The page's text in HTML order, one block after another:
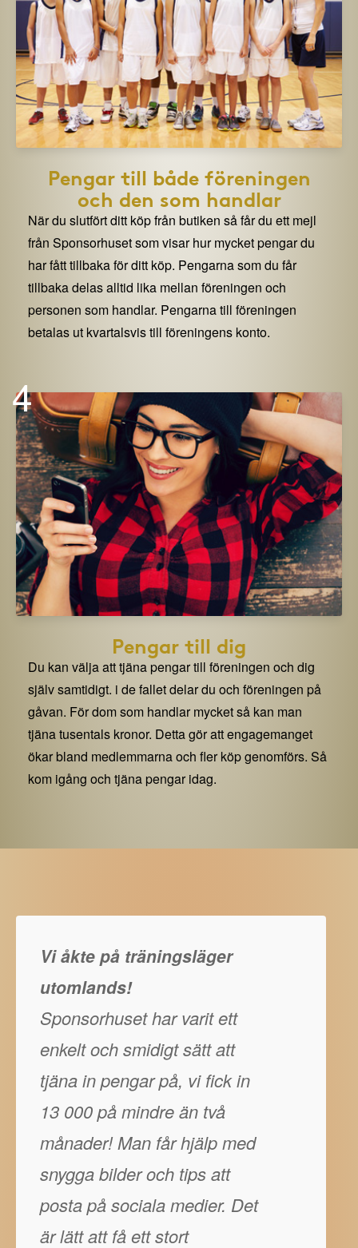
Pengar till både föreningen
och den som handlar
När du slutfört ditt köp från butiken så får du ett mejl
från Sponsorhuset som visar hur mycket pengar du
har fått tillbaka för ditt köp. Pengarna som du får
tillbaka delas alltid lika mellan föreningen och
personen som handlar. Pengarna till föreningen
betalas ut kvartalsvis till föreningens konto.
4
Pengar till dig
Du kan välja att tjäna pengar till föreningen och dig
själv samtidigt. i de fallet delar du och föreningen på
gåvan. För dom som handlar mycket så kan man
tjäna tusentals kronor. Detta gör att engagemanget
ökar bland medlemmarna och fler köp genomförs. Så
kom igång och tjäna pengar idag.
Vi åkte på träningsläger
utomlands!
Sponsorhuset har varit ett
enkelt och smidigt sätt att
tjäna in pengar på, vi fick in
13 000 på mindre än två
månader! Man får hjälp med
snygga bilder och tips att
posta på sociala medier. Det
är lätt att få ett stort